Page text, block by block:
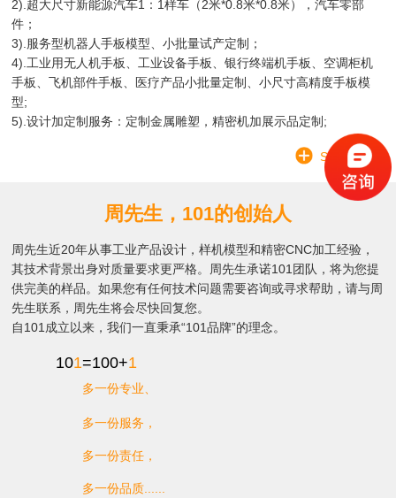
2).超大尺寸新能源汽车1：1样车（2米*0.8米*0.8米），汽车零部
件；
3).服务型机器人手板模型、小批量试产定制；
4).工业用无人机手板、工业设备手板、银行终端机手板、空调柜机
手板、飞机部件手板、医疗产品小批量定制、小尺寸高精度手板模
型;
5).设计加定制服务：定制金属雕塑，精密机加展示品定制;
SEE MORE
周先生，101的创始人
周先生近20年从事工业产品设计，样机模型和精密CNC加工经验，
其技术背景出身对质量要求更严格。周先生承诺101团队，将为您提
供完美的样品。如果您有任何技术问题需要咨询或寻求帮助，请与周
先生联系，周先生将会尽快回复您。
自101成立以来，我们一直秉承“101品牌”的理念。
101=100+1
多一份专业、
多一份服务，
多一份责任，
多一份品质......